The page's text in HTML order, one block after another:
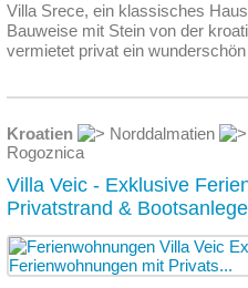
Villa Srece, ein klassisches
Bauweise mit Stein von der
vermietet privat ein
Kroatien Norddalmatien
Rogoznica
Villa Veic - Exklusive
Privatstrand &